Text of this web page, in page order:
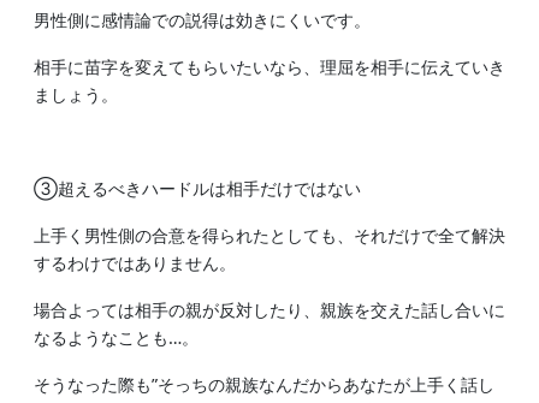
男性側に感情論での説得は効きにくいです。
相手に苗字を変えてもらいたいなら、理屈を相手に伝えていき
ましょう。
③超えるべきハードルは相手だけではない
上手く男性側の合意を得られたとしても、それだけで全て解決
するわけではありません。
場合よっては相手の親が反対したり、親族を交えた話し合いに
なるようなことも…。
そうなった際も”そっちの親族なんだからあなたが上手く話し